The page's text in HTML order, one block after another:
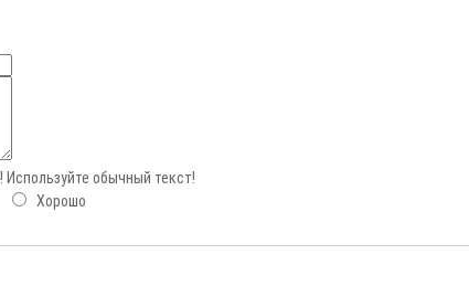
Используйте обычный текст!
Хорошо